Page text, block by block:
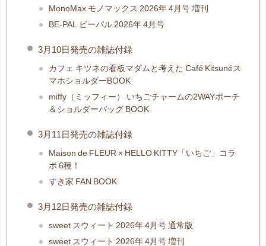
MonoMax モノマックス 2026年 4月号 増刊
BE-PAL ビーパル 2026年 4月号
3月10日発売の雑誌付録
カフェ キツネの看板マダムと考えた Café Kitsunéス
マホショルダーBOOK
miffy（ミッフィー） いちごチャームの2WAYポーチ
＆ショルダーバッグ BOOK
3月11日発売の雑誌付録
Maison de FLEUR × HELLO KITTY「いちご」コラ
ボ 6種！
すき家 FAN BOOK
3月12日発売の雑誌付録
sweet スウィート 2026年 4月号 通常版
sweet スウィート 2026年 4月号 増刊